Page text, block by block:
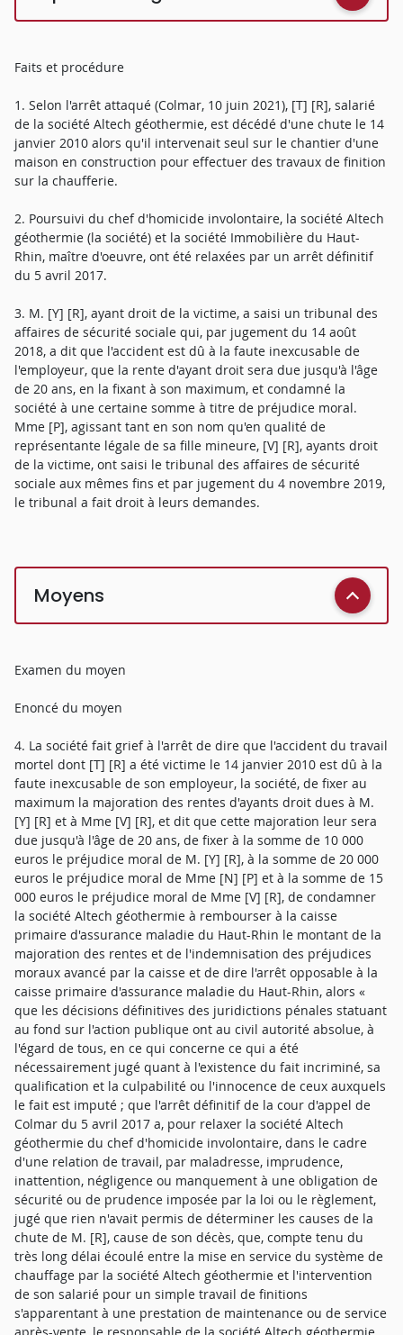
Faits et procédure
1. Selon l'arrêt attaqué (Colmar, 10 juin 2021), [T] [R], salarié
de la société Altech géothermie, est décédé d'une chute le 14
janvier 2010 alors qu'il intervenait seul sur le chantier d'une
maison en construction pour effectuer des travaux de finition
sur la chaufferie.
2. Poursuivi du chef d'homicide involontaire, la société Altech
géothermie (la société) et la société Immobilière du Haut-
Rhin, maître d'oeuvre, ont été relaxées par un arrêt définitif
du 5 avril 2017.
3. M. [Y] [R], ayant droit de la victime, a saisi un tribunal des
affaires de sécurité sociale qui, par jugement du 14 août
2018, a dit que l'accident est dû à la faute inexcusable de
l'employeur, que la rente d'ayant droit sera due jusqu'à l'âge
de 20 ans, en la fixant à son maximum, et condamné la
société à une certaine somme à titre de préjudice moral.
Mme [P], agissant tant en son nom qu'en qualité de
représentante légale de sa fille mineure, [V] [R], ayants droit
de la victime, ont saisi le tribunal des affaires de sécurité
sociale aux mêmes fins et par jugement du 4 novembre 2019,
le tribunal a fait droit à leurs demandes.
Moyens
Examen du moyen
Enoncé du moyen
4. La société fait grief à l'arrêt de dire que l'accident du travail
mortel dont [T] [R] a été victime le 14 janvier 2010 est dû à la
faute inexcusable de son employeur, la société, de fixer au
maximum la majoration des rentes d'ayants droit dues à M.
[Y] [R] et à Mme [V] [R], et dit que cette majoration leur sera
due jusqu'à l'âge de 20 ans, de fixer à la somme de 10 000
euros le préjudice moral de M. [Y] [R], à la somme de 20 000
euros le préjudice moral de Mme [N] [P] et à la somme de 15
000 euros le préjudice moral de Mme [V] [R], de condamner
la société Altech géothermie à rembourser à la caisse
primaire d'assurance maladie du Haut-Rhin le montant de la
majoration des rentes et de l'indemnisation des préjudices
moraux avancé par la caisse et de dire l'arrêt opposable à la
caisse primaire d'assurance maladie du Haut-Rhin, alors «
que les décisions définitives des juridictions pénales statuant
au fond sur l'action publique ont au civil autorité absolue, à
l'égard de tous, en ce qui concerne ce qui a été
nécessairement jugé quant à l'existence du fait incriminé, sa
qualification et la culpabilité ou l'innocence de ceux auxquels
le fait est imputé ; que l'arrêt définitif de la cour d'appel de
Colmar du 5 avril 2017 a, pour relaxer la société Altech
géothermie du chef d'homicide involontaire, dans le cadre
d'une relation de travail, par maladresse, imprudence,
inattention, négligence ou manquement à une obligation de
sécurité ou de prudence imposée par la loi ou le règlement,
jugé que rien n'avait permis de déterminer les causes de la
chute de M. [R], cause de son décès, que, compte tenu du
très long délai écoulé entre la mise en service du système de
chauffage par la société Altech géothermie et l'intervention
de son salarié pour un simple travail de finitions
s'apparentant à une prestation de maintenance ou de service